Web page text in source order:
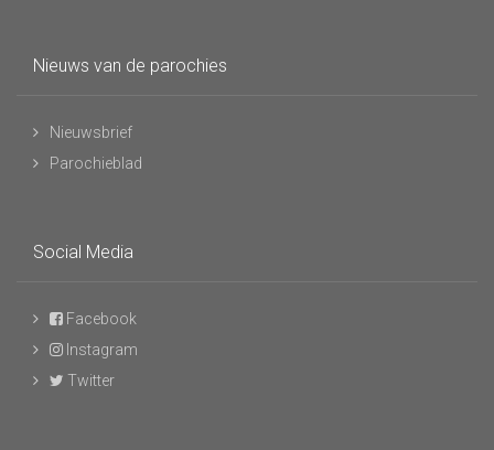
Nieuws van de parochies
Nieuwsbrief
Parochieblad
Social Media
Facebook
Instagram
Twitter